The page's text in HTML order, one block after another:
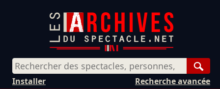
Recherche avancée
Installer